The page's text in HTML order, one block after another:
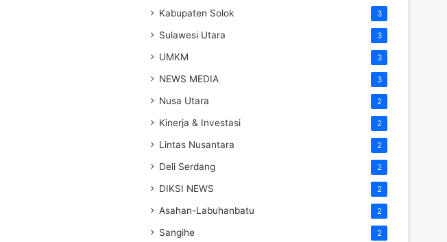
Kabupaten Solok 3
Sulawesi Utara 3
UMKM 3
NEWS MEDIA 3
Nusa Utara 2
Kinerja & Investasi 2
Lintas Nusantara 2
Deli Serdang 2
DIKSI NEWS 2
Asahan-Labuhanbatu 2
Sangihe 2